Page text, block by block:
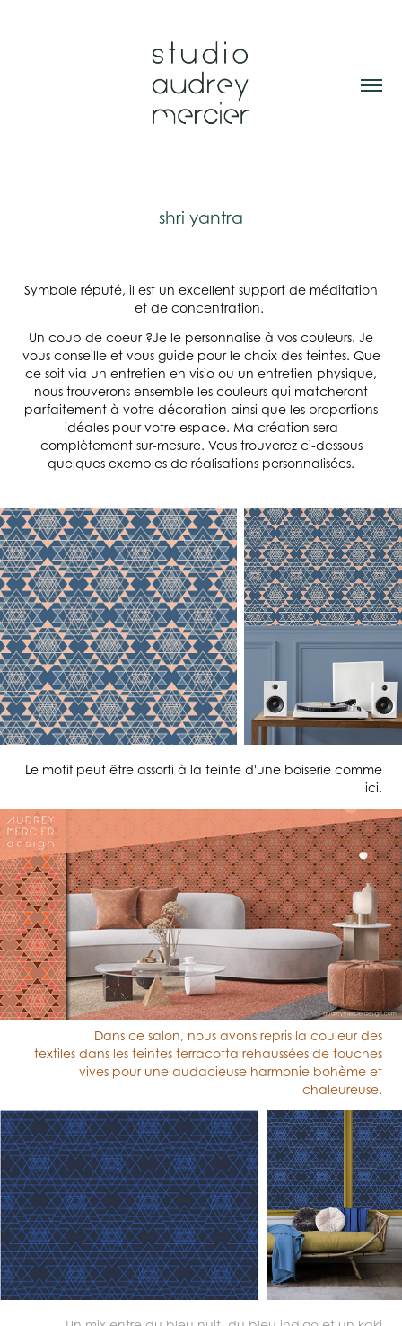
shri yantra
Symbole réputé, il est un excellent support de méditation
et de concentration.
Un coup de coeur ?Je le personnalise à vos couleurs. Je
vous conseille et vous guide pour le choix des teintes. Que
ce soit via un entretien en visio ou un entretien physique,
nous trouverons ensemble les couleurs qui matcheront
parfaitement à votre décoration ainsi que les proportions
idéales pour votre espace. Ma création sera
complètement sur-mesure. Vous trouverez ci-dessous
quelques exemples de réalisations personnalisées.
Le motif peut être assorti à la teinte d'une boiserie comme
ici.
Dans ce salon, nous avons repris la couleur des
textiles dans les teintes terracotta rehaussées de touches
vives pour une audacieuse harmonie bohèmeet
chaleureuse.